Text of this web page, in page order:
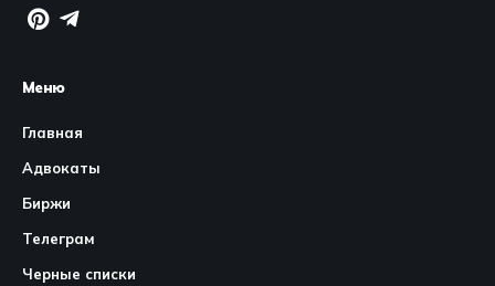
Меню
Главная
Адвокаты
Биржи
Телеграм
Черные списки